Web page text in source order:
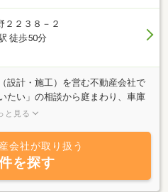
２２３８－２
徒歩50分
設計・施工）を営む不動産会社で
たい」の相談から庭まわり、車庫
お役に立てるよう宅地建物取引
客様の立場になって迅速かつ丁寧
ローンや銀行融資相談もうけたま
の方や外構工事のみご計画の方も
。
と見る
会社が取り扱う
を探す